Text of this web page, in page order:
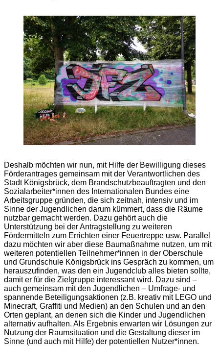
Deshalb möchten wir nun, mit Hilfe der Bewilligung dieses
Förderantrages gemeinsam mit der Verantwortlichen des
Stadt Königsbrück, dem Brandschutzbeauftragten und den
Sozialarbeiter*innen des Internationalen Bundes eine
Arbeitsgruppe gründen, die sich zeitnah, intensiv und im
Sinne der Jugendlichen darum kümmert, dass die Räume
nutzbar gemacht werden. Dazu gehört auch die
Unterstützung bei der Antragstellung zu weiteren
Fördermitteln zum Errichten einer Feuertreppe usw. Parallel
dazu möchten wir aber diese Baumaßnahme nutzen, um mit
weiteren potentiellen Teilnehmer*innen in der Oberschule
und Grundschule Königsbrück ins Gespräch zu kommen, um
herauszufinden, was den ein Jugendclub alles bieten sollte,
damit er für die Zielgruppe interessant wird. Dazu sind –
auch gemeinsam mit den Jugendlichen – Umfrage- und
spannende Beteiligungsaktionen (z.B. kreativ mit LEGO und
Minecraft, Graffiti und Medien) an den Schulen und an den
Orten geplant, an denen sich die Kinder und Jugendlichen
alternativ aufhalten. Als Ergebnis erwarten wir Lösungen zur
Nutzung der Raumsituation und die Gestaltung dieser im
Sinne (und auch mit Hilfe) der potentiellen Nutzer*innen.